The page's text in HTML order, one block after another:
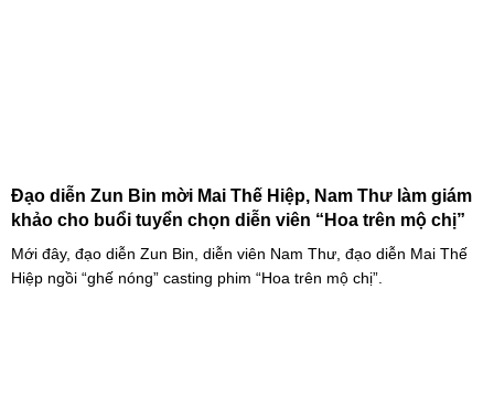
Đạo diễn Zun Bin mời Mai Thế Hiệp, Nam Thư làm giám
khảo cho buổi tuyển chọn diễn viên “Hoa trên mộ chị”
Mới đây, đạo diễn Zun Bin, diễn viên Nam Thư, đạo diễn Mai Thế
Hiệp ngồi “ghế nóng” casting phim “Hoa trên mộ chị”.